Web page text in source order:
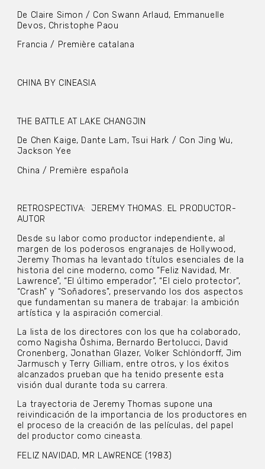
De Claire Simon / Con Swann Arlaud, Emmanuelle
Devos, Christophe Paou
Francia / Première catalana
CHINA BY CINEASIA
THE BATTLE AT LAKE CHANGJIN
De Chen Kaige, Dante Lam, Tsui Hark / Con Jing Wu,
Jackson Yee
China / Première española
RETROSPECTIVA: JEREMY THOMAS. EL PRODUCTOR-
AUTOR
Desde su labor como productor independiente, al
margen de los poderosos engranajes de Hollywood,
Jeremy Thomas ha levantado títulos esenciales de la
historia del cine moderno, como “Feliz Navidad, Mr.
Lawrence”, “El último emperador”, “El cielo protector”,
“Crash” y “Soñadores”, preservando los dos aspectos
que fundamentan su manera de trabajar: la ambición
artística y la aspiración comercial.
La lista de los directores con los que ha colaborado,
como Nagisha Ôshima, Bernardo Bertolucci, David
Cronenberg, Jonathan Glazer, Volker Schlöndorff, Jim
Jarmusch y Terry Gilliam, entre otros, y los éxitos
alcanzados prueban que ha tenido presente esta
visión dual durante toda su carrera.
La trayectoria de Jeremy Thomas supone una
reivindicación de la importancia de los productores en
el proceso de la creación de las películas, del papel
del productor como cineasta.
FELIZ NAVIDAD, MR LAWRENCE (1983)